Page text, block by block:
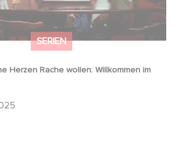
SERIEN
Herzen Rache wollen: Willkommen im